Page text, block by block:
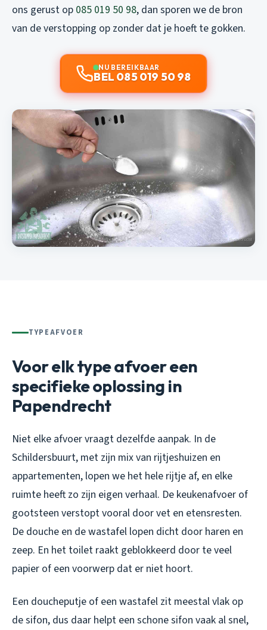
ons gerust op 085 019 50 98, dan sporen we de bron
van de verstopping op zonder dat je hoeft te gokken.
NU BEREIKBAAR
BEL 085 019 50 98
TYPEAFVOER
Voor elk type afvoer een
specifieke oplossing in
Papendrecht
Niet elke afvoer vraagt dezelfde aanpak. In de
Schildersbuurt, met zijn mix van rijtjeshuizen en
appartementen, lopen we het hele rijtje af, en elke
ruimte heeft zo zijn eigen verhaal. De keukenafvoer of
gootsteen verstopt vooral door vet en etensresten.
De douche en de wastafel lopen dicht door haren en
zeep. En het toilet raakt geblokkeerd door te veel
papier of een voorwerp dat er niet hoort.
Een doucheputje of een wastafel zit meestal vlak op
de sifon, dus daar helpt een schone sifon vaak al snel,